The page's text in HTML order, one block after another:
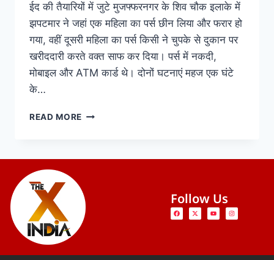
ईद की तैयारियों में जुटे मुजफ्फरनगर के शिव चौक इलाके में
झपटमार ने जहां एक महिला का पर्स छीन लिया और फरार हो
गया, वहीं दूसरी महिला का पर्स किसी ने चुपके से दुकान पर
खरीददारी करते वक्त साफ कर दिया। पर्स में नकदी,
मोबाइल और ATM कार्ड थे। दोनों घटनाएं महज एक घंटे
के…
READ MORE
Follow Us